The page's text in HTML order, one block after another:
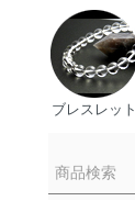
ブレスレット